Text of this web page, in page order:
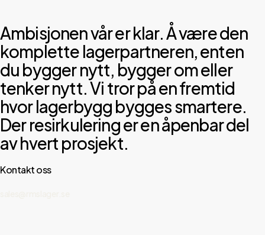
Ambisjonen vår er klar. Å være den
komplette lagerpartneren, enten
du bygger nytt, bygger om eller
tenker nytt. Vi tror på en fremtid
hvor lagerbygg bygges smartere.
Der resirkulering er en åpenbar del
av hvert prosjekt.
Kontakt oss